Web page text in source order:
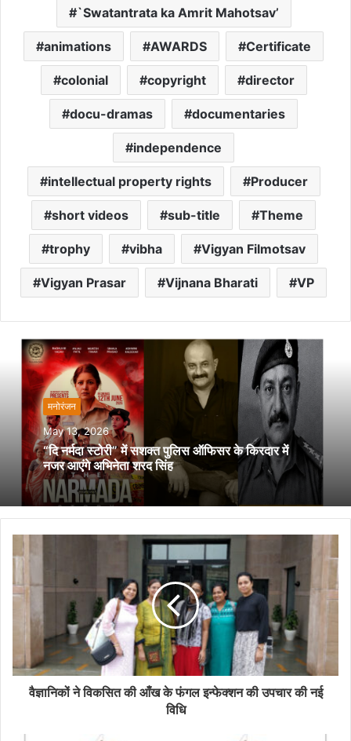
`Swatantrata ka Amrit Mahotsav’
animations AWARDS Certificate
colonial copyright director
docu-dramas documentaries
independence
intellectual property rights Producer
short videos sub-title Theme
trophy vibha Vigyan Filmotsav
Vigyan Prasar Vijnana Bharati VP
मनोरंजन
May 13, 2026
“दि नर्मदा स्टोरी” में सशक्त पुलिस ऑफिसर के किरदार में
नजर आएंगे अभिनेता शरद सिंह
वैज्ञानिकों ने विकसित की आँख के फंगल इन्फेक्शन की उपचार की नई
विधि